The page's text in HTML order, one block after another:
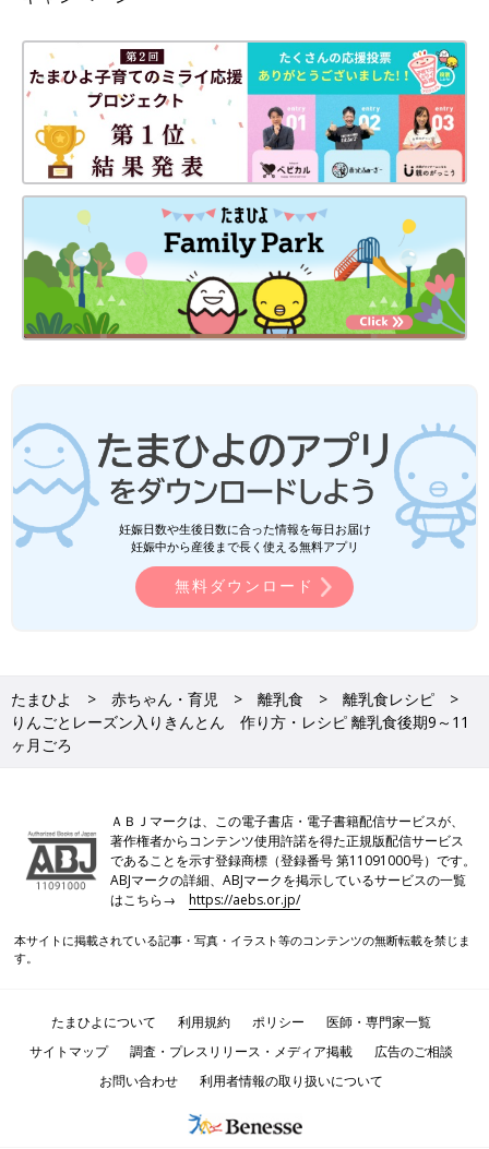
妊娠日数や生後日数に合った情報を毎日お届け
妊娠中から産後まで長く使える無料アプリ
無料ダウンロード
たまひよ 赤ちゃん・育児 離乳食
離乳食レシピ
りんごとレーズン入りきんとん 作り方・レシピ 離乳食後期9～11
ヶ月ごろ
ＡＢＪマークは、この電子書店・電子書籍配信サービスが、
著作権者からコンテンツ使用許諾を得た正規版配信サービス
であることを示す登録商標（登録番号 第11091000号）です。
ABJマークの詳細、ABJマークを掲示しているサービスの一覧
はこちら→https://aebs.or.jp/
本サイトに掲載されている記事・写真・イラスト等のコンテンツの無断転載を禁じま
す。
たまひよについて 利用規約 ポリシー
医師・専門家一覧
サイトマップ
調査・プレスリリース・メディア掲載
広告のご相談
お問い合わせ
利用者情報の取り扱いについて